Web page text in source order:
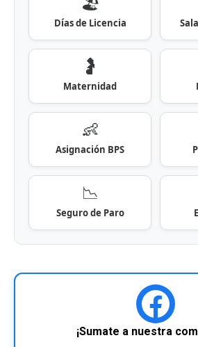
Días de Licencia
🤰
Maternidad
👶
Asignación BPS
📉
Seguro de Paro
¡Sumate a nuestra